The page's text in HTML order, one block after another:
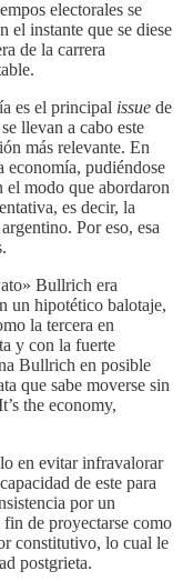
electorales se
el instante que se diese
de la carrera
es el principal issue de
llevan a cabo este
más relevante. En
economía, pudiéndose
el modo que abordaron
es decir, la
Por eso, esa
Bullrich era
un hipotético balotaje,
la tercera en
y con la fuerte
Bullrich en posible
que sabe moverse sin
the economy,
en evitar infravalorar
de este para
por un
de proyectarse como
constitutivo, lo cual le
postgrieta.